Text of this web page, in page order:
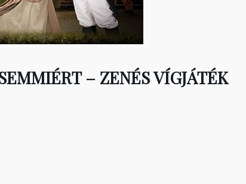
– ZENÉS VÍGJÁTÉK